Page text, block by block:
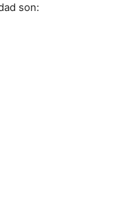
son: